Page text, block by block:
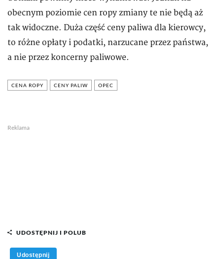
obecnym poziomie cen ropy zmiany te nie będą aż
tak widoczne. Duża część ceny paliwa dla kierowcy,
to różne opłaty i podatki, narzucane przez państwa,
a nie przez koncerny paliwowe.
CENA ROPY CENY PALIW OPEC
Reklama
UDOSTĘPNIJ I POLUB
Udostępnij